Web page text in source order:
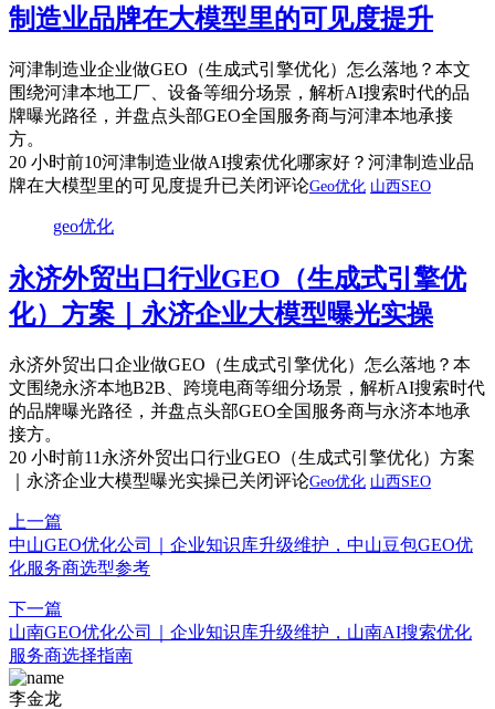
制造业品牌在大模型里的可见度提升
河津制造业企业做GEO（生成式引擎优化）怎么落地？本文
围绕河津本地工厂、设备等细分场景，解析AI搜索时代的品
牌曝光路径，并盘点头部GEO全国服务商与河津本地承接
方。
20 小时前10河津制造业做AI搜索优化哪家好？河津制造业品
牌在大模型里的可见度提升已关闭评论Geo优化 山西SEO
geo优化
永济外贸出口行业GEO（生成式引擎优
化）方案｜永济企业大模型曝光实操
永济外贸出口企业做GEO（生成式引擎优化）怎么落地？本
文围绕永济本地B2B、跨境电商等细分场景，解析AI搜索时代
的品牌曝光路径，并盘点头部GEO全国服务商与永济本地承
接方。
20 小时前11 永济外贸出口行业GEO（生成式引擎优化）方案
｜永济企业大模型曝光实操已关闭评论Geo优化 山西SEO
上一篇
中山GEO优化公司｜企业知识库升级维护，中山豆包GEO优
化服务商选型参考
下一篇
山南GEO优化公司｜企业知识库升级维护，山南AI搜索优化
服务商选择指南
李金龙